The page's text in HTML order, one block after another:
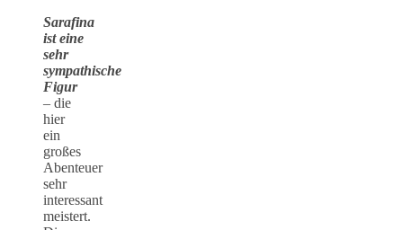
Sarafina
ist eine
sehr
sympathische
Figur
– die
hier
ein
großes
Abenteuer
sehr
interessant
meistert.